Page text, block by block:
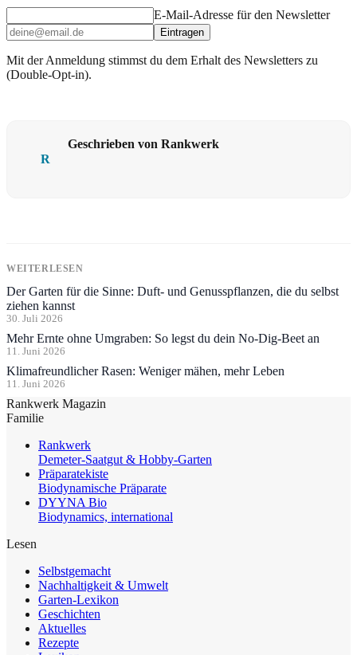
E-Mail-Adresse für den Newsletter
Eintragen
Mit der Anmeldung stimmst du dem Erhalt des Newsletters zu
(Double-Opt-in).
R
Geschrieben von Rankwerk
WEITERLESEN
Der Garten für die Sinne: Duft- und Genusspflanzen, die du selbst
ziehen kannst
30. Juli 2026
Mehr Ernte ohne Umgraben: So legst du dein No-Dig-Beet an
11. Juni 2026
Klimafreundlicher Rasen: Weniger mähen, mehr Leben
11. Juni 2026
Rankwerk Magazin
Familie
Rankwerk
Demeter-Saatgut & Hobby-Garten
Präparatekiste
Biodynamische Präparate
DYYNA Bio
Biodynamics, international
Lesen
Selbstgemacht
Nachhaltigkeit & Umwelt
Garten-Lexikon
Geschichten
Aktuelles
Rezepte